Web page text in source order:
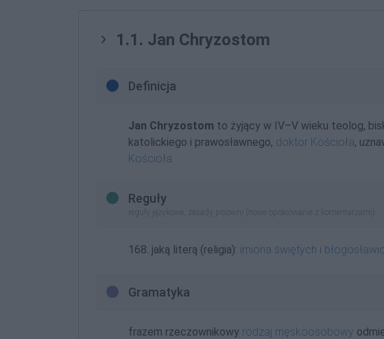
1.1. Jan Chryzostom
Definicja
Jan Chryzostom to żyjący w IV–V wieku teolog,
katolickiego i prawosławnego, doktor Kościoła,
Kościoła
Reguły
reguły językowe, zasady pisowni (nowe opracowanie z komentarzami)
168. jaką literą (religia): imiona świętych i
Gramatyka
frazem rzeczownikowy rodzaj męskoosobowy